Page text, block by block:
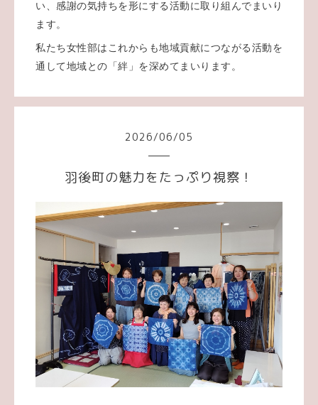
い、感謝の気持ちを形にする活動に取り組んでまいり
ます。
私たち女性部はこれからも地域貢献につながる活動を
通して地域との「絆」を深めてまいります。
2026/06/05
羽後町の魅力をたっぷり視察！